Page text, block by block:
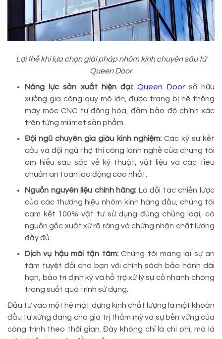
Lợi thế khi lựa chọn giải pháp nhôm kính chuyên sâu từ
Queen Door
Năng lực sản xuất hiện đại:Queen Door sở hữu
xưởng gia công quy mô lớn, được trang bị hệ thống
máy móc CNC tự động hóa, đảm bảo độ chính xác
trên từng milimet sản phẩm.
Đội ngũ chuyên gia giàu kinh nghiệm: Các kỹ sư kết
cấu và đội ngũ thợ thi công lành nghề của chúng tôi
am hiểu sâu sắc về kỹ thuật, vật liệu và các tiêu
chuẩn an toàn lao động cao nhất.
Nguồn nguyên liệu chính hãng: Là đối tác chiến lược
của các thương hiệu nhôm kính hàng đầu, chúng tôi
cam kết 100% vật tư sử dụng đúng chủng loại, có
nguồn gốc xuất xứ rõ ràng và chứng nhận chất lượng
đầy đủ.
Dịch vụ hậu mãi tận tâm:Chúng tôi mang lại sự an
tâm tuyệt đối cho bạn với chính sách bảo hành dài
hạn, bảo trì định kỳ và hỗ trợ xử lý sự cố nhanh chóng
trong suốt quá trình sử dụng.
Đầu tư vào một hệ mặt dựng kính chất lượng là một khoản
đầu tư xứng đáng cho giá trị thẩm mỹ và sự bền vững của
công trình theo thời gian. Đây không chỉ là chi phí, mà là